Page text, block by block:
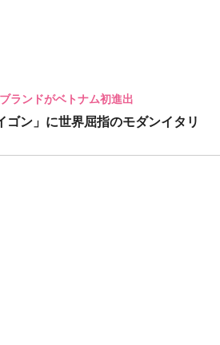
ランドがベトナム初進出
ゴン」に世界屈指のモダンイタリ